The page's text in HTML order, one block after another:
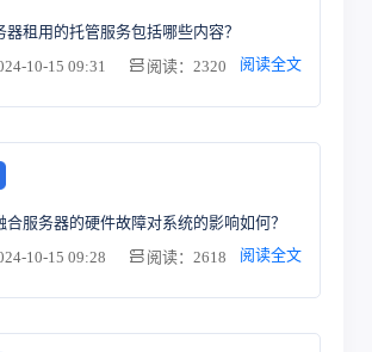
器租用的托管服务包括哪些内容？
10-15 09:31
阅读：2320 阅读全文
合服务器的硬件故障对系统的影响如何？
10-15 09:28
阅读：2618 阅读全文